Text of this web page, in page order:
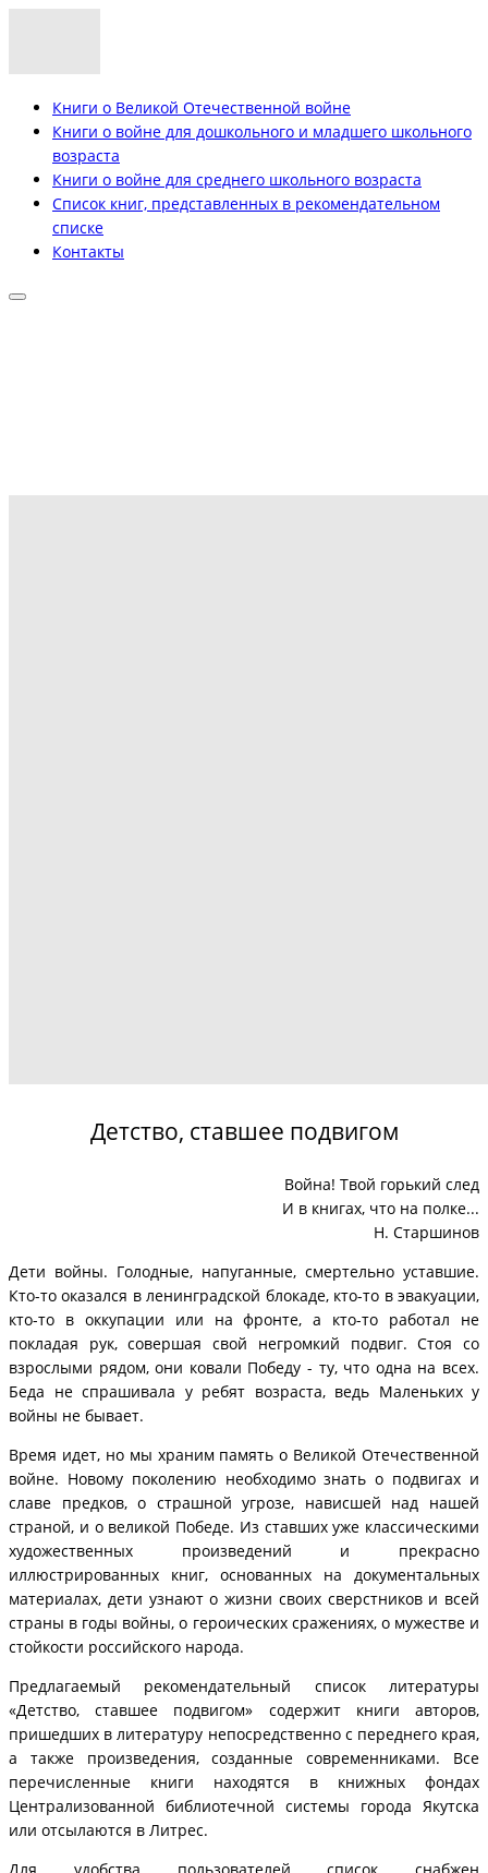
Книги о Великой Отечественной войне
Книги о войне для дошкольного и младшего школьного
возраста
Книги о войне для среднего школьного возраста
Список книг, представленных в рекомендательном
списке
Контакты
Детство, ставшее подвигом
Война! Твой горький след
И в книгах, что на полке...
Н. Старшинов
Дети войны. Голодные, напуганные, смертельно уставшие.
Кто-то оказался в ленинградской блокаде, кто-то в эвакуации,
кто-то в оккупации или на фронте, а кто-то работал не
покладая рук, совершая свой негромкий подвиг. Стоя со
взрослыми рядом, они ковали Победу - ту, что одна на всех.
Беда не спрашивала у ребят возраста, ведь Маленьких у
войны не бывает.
Время идет, но мы храним память о Великой Отечественной
войне. Новому поколению необходимо знать о подвигах и
славе предков, о страшной угрозе, нависшей над нашей
страной, и о великой Победе. Из ставших уже классическими
художественных произведений и прекрасно
иллюстрированных книг, основанных на документальных
материалах, дети узнают о жизни своих сверстников и всей
страны в годы войны, о героических сражениях, о мужестве и
стойкости российского народа.
Предлагаемый рекомендательный список литературы
«Детство, ставшее подвигом» содержит книги авторов,
пришедших в литературу непосредственно с переднего края,
а также произведения, созданные современниками. Все
перечисленные книги находятся в книжных фондах
Централизованной библиотечной системы города Якутска
или отсылаются в Литрес.